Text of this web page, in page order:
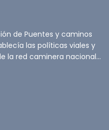
de Puentes y caminos
las políticas viales y
la red caminera nacional...